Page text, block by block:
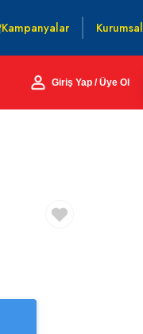
Kampanyalar Kurumsal
Giriş Yap / Üye Ol